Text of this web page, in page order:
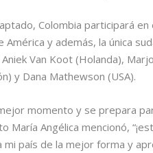
Colombia participará
y además, la única
Van Koot (Holanda),
y Dana Mathewson (USA).
momento y se prepara
Angélica mencionó,
país de la mejor forma y